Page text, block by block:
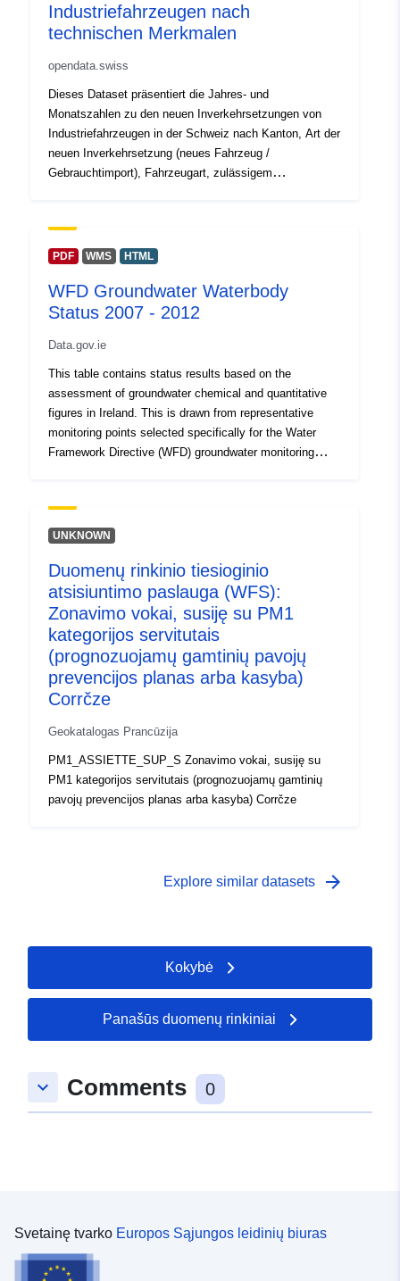
]
Rūšis: Polygon
uriRef:
http://data.europa.eu/88u/dataset/
7b9a-4c37-ba34-888034b8c497
Kaupimo
Laikotarpis:
07 March 2019
Industriefahrzeugen nach
technischen Merkmalen
opendata.swiss
Dieses Dataset präsentiert die Jahres- und
Monatszahlen zu den neuen Inverkehrsetzungen von
Industriefahrzeugen in der Schweiz nach Kanton, Art der
neuen Inverkehrsetzung (neues Fahrzeug /
Gebrauchtimport), Fahrzeugart, zulässigem
PDF WMS HTML
WFD Groundwater Waterbody
Status 2007 - 2012
Data.gov.ie
This table contains status results based on the
assessment of groundwater chemical and quantitative
figures in Ireland. This is drawn from representative
monitoring points selected specifically for the Water
Framework Directive (WFD) groundwater monitoring
UNKNOWN
Duomenų rinkinio tiesioginio
atsisiuntimo paslauga (WFS):
Zonavimo vokai, susiję su PM1
kategorijos servitutais
(prognozuojamų gamtinių pavojų
prevencijos planas arba kasyba)
Corrčze
Geokatalogas Prancūzija
PM1_ASSIETTE_SUP_S Zonavimo vokai, susiję su
PM1 kategorijos servitutais (prognozuojamų gamtinių
pavojų prevencijos planas arba kasyba) Corrčze
Explore similar datasets arrow_forward
Kokybė
Panašūs duomenų rinkiniai
keyboard_arrow_down Comments 0
Svetainę tvarko Europos Sąjungos leidinių biuras